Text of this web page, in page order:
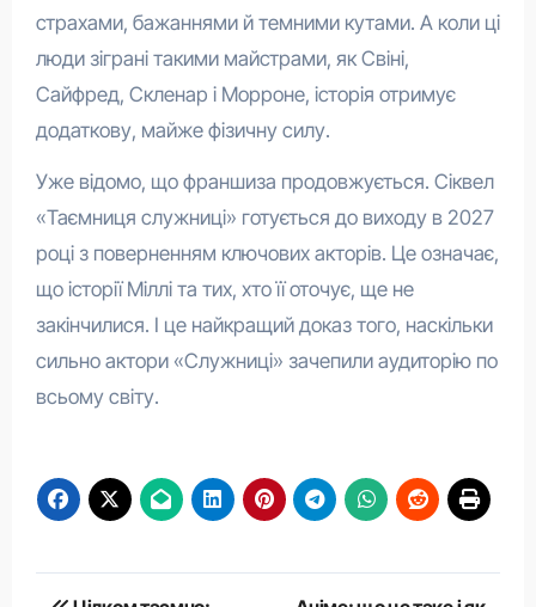
страхами, бажаннями й темними кутами. А коли ці
люди зіграні такими майстрами, як Свіні,
Сайфред, Скленар і Морроне, історія отримує
додаткову, майже фізичну силу.
Уже відомо, що франшиза продовжується. Сіквел
«Таємниця служниці» готується до виходу в 2027
році з поверненням ключових акторів. Це означає,
що історії Міллі та тих, хто її оточує, ще не
закінчилися. І це найкращий доказ того, наскільки
сильно актори «Служниці» зачепили аудиторію по
всьому світу.
Навігація